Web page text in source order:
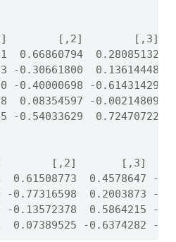
[,2]        [,3]
0.66860794  0.28085132 -
-0.30661800  0.13614448 -
-0.40000698 -0.61431429 -
0.08354597 -0.00214809 -
-0.54033629  0.72470722
[,2]       [,3]
0.4578647 -
0.2003873 -
0.5864215 -
-0.6374282 -